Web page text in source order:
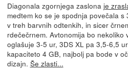
Diagonala zgornjega zaslona je
medtem ko se je spodnja povečala
v treh barvnih odtenkih, in sicer
rdečečrnem. Avtonomija bo nekoliko
oglašuje 3-5 ur, 3DS XL pa 3,5-6,5
kapaciteto 4 GB, najbolj pa bode v
dizajn. Še zlasti...